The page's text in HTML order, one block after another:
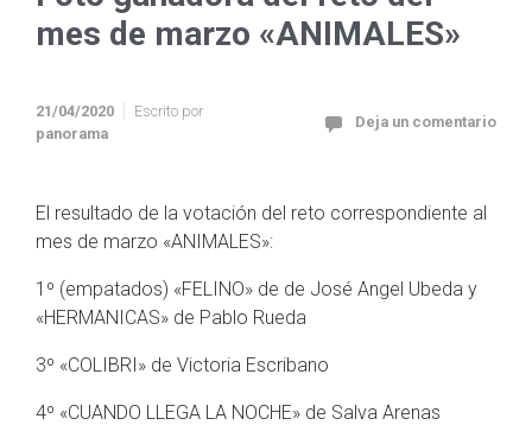
mes de marzo «ANIMALES»
21/04/2020
Escrito por
panorama
Deja un comentario
El resultado de la votación del reto correspondiente al
mes de marzo «ANIMALES»:
1º (empatados) «FELINO» de de José Angel Ubeda y
«HERMANICAS» de Pablo Rueda
3º «COLIBRI» de Victoria Escribano
4º «CUANDO LLEGA LA NOCHE» de Salva Arenas